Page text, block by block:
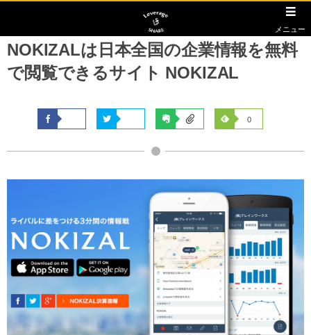
NOKIZALは日本全国の企業情報を無料
で閲覧できるサイト NOKIZAL
0
メニュー